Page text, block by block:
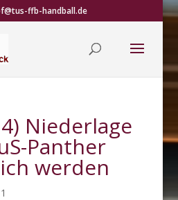
ffb-handball.de
Niederlage
Panther
werden